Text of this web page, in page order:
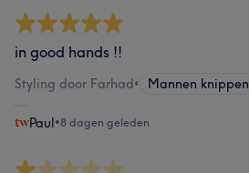
in good hands !!
Styling door Farhad• Mannen knippen
Paul•8 dagen geleden